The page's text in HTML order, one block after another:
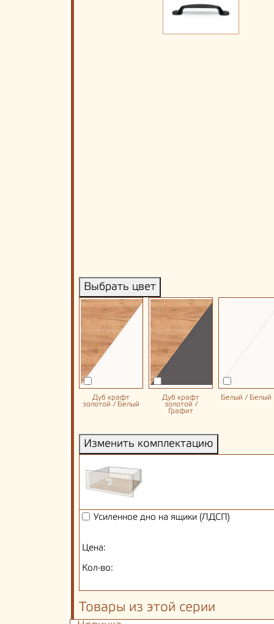
Выбрать цвет
Дуб крафт
золотой / Белый
Дуб крафт
золотой /
Графит
Белый / Белый
Изменить комплектацию
Усиленное дно на ящики (ЛДСП)
Цена:
Кол-во:
Товары из этой серии